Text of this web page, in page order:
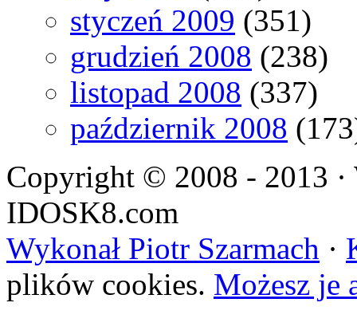
styczeń 2009 (351)
grudzień 2008 (238)
listopad 2008 (337)
październik 2008
Copyright © 2008 - 2013 ·
IDOSK8.com
Wykonał Piotr Szarmach ·
plików cookies. Możesz je